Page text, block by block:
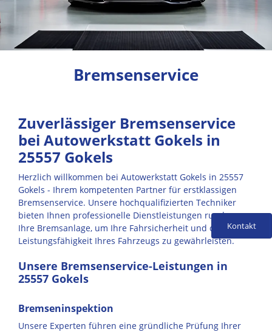
Bremsenservice
Zuverlässiger Bremsenservice
bei Autowerkstatt Gokels in
25557 Gokels
Herzlich willkommen bei Autowerkstatt Gokels in 25557
Gokels - Ihrem kompetenten Partner für erstklassigen
Bremsenservice. Unsere hochqualifizierten Techniker
bieten Ihnen professionelle Dienstleistungen rund um
Ihre Bremsanlage, um Ihre Fahrsicherheit und die
Leistungsfähigkeit Ihres Fahrzeugs zu gewährleisten.
Unsere Bremsenservice-Leistungen in
25557 Gokels
Bremseninspektion
Unsere Experten führen eine gründliche Prüfung Ihrer
Kontakt